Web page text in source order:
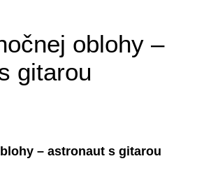
oblohy –
gitarou
– astronaut s gitarou